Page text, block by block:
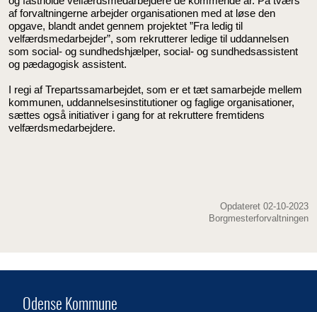
af forvaltningerne arbejder organisationen med at løse den
opgave, blandt andet gennem projektet ”Fra ledig til
velfærdsmedarbejder”, som rekrutterer ledige til uddannelsen
som social- og sundhedshjælper, social- og sundhedsassistent
og pædagogisk assistent.
I regi af Trepartssamarbejdet, som er et tæt samarbejde mellem
kommunen, uddannelsesinstitutioner og faglige organisationer,
sættes også initiativer i gang for at rekruttere fremtidens
velfærdsmedarbejdere.
Opdateret 02-10-2023
Borgmesterforvaltningen
Odense Kommune